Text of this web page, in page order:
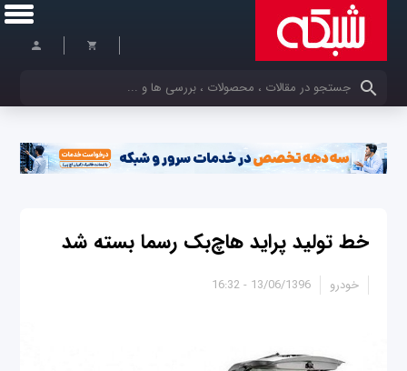
کلمات کلیدی خود را وارد کنید
خط تولید پراید هاچ‌بک رسما بسته شد
13/06/1396 - 16:32 خودرو